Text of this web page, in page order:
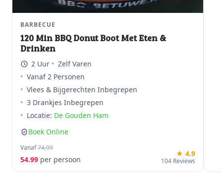
BARBECUE
120 Min BBQ Donut Boot Met Eten &
Drinken
2 Uur
Zelf Varen
Vanaf 2 Personen
Vlees & Bijgerechten Inbegrepen
3 Drankjes Inbegrepen
Locatie: De Gouden Ham
Boek Online
Vanaf74,99
54.99 per persoon
★ 4.9
104 Reviews